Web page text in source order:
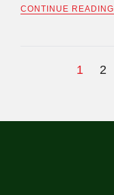
CONTINUE READING
1 2